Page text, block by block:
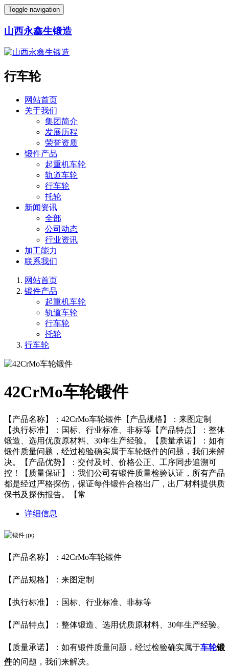
Toggle navigation
山西永鑫生锻造
行车轮
网站首页
关于我们
集团简介
发展历程
荣誉资质
锻件产品
起重机车轮
轨道车轮
行车轮
托轮
新闻资讯
全部
公司动态
行业资讯
加工能力
联系我们
网站首页
锻件产品
起重机车轮
轨道车轮
行车轮
托轮
行车轮
42CrMo车轮锻件
【产品名称】：42CrMo车轮锻件【产品规格】：来图定制
【执行标准】：国标、行业标准、非标等【产品特点】：整体
锻造、选用优质原材料、30年生产经验。【质量承诺】：如有
锻件质量问题，经过检验确实属于车轮锻件的问题，我们来解
决。【产品优势】：交付及时、价格公正、工序同步追溯可
控！【质量保证】：我们公司有锻件质量检验认证，所有产品
都是经过严格探伤，保证每件锻件合格出厂，出厂材料提供质
保书及探伤报告。【常
详细信息
【产品名称】：42CrMo车轮锻件
【产品规格】：来图定制
【执行标准】：国标、行业标准、非标等
【产品特点】：整体锻造、选用优质原材料、30年生产经验。
【质量承诺】：如有锻件质量问题，经过检验确实属于车轮锻
件的问题，我们来解决。